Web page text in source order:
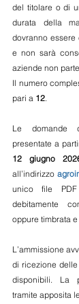
del titolare o di
durata della
dovranno
e non sarà
aziende non
Il numero
pari a 12.
Le domande
presentate a
12 giugno
all’indirizzo
unico file PDF
debitamente
oppure timbrata
L’ammissione
di ricezione delle
disponibili. La
tramite apposita